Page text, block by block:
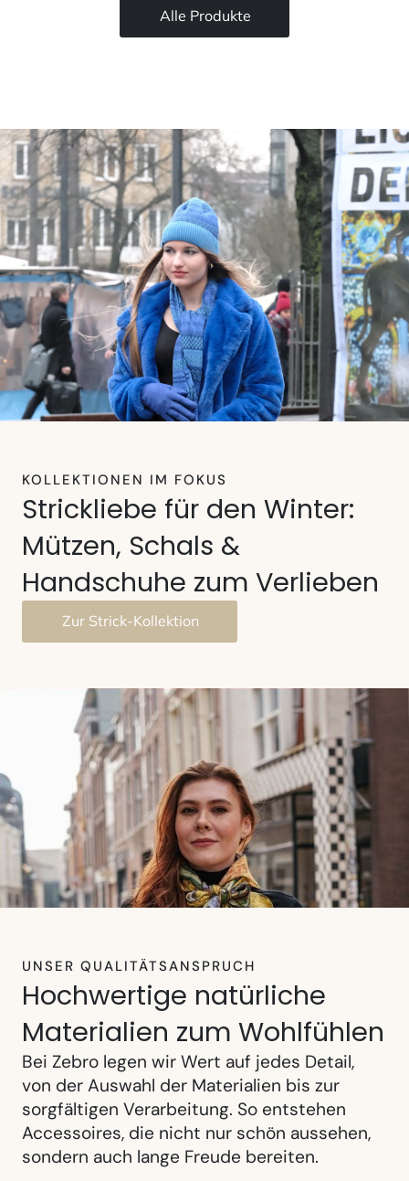
Alle Produkte
KOLLEKTIONEN IM FOKUS
Strickliebe für den Winter:
Mützen, Schals &
Handschuhe zum Verlieben
Zur Strick-Kollektion
UNSER QUALITÄTSANSPRUCH
Hochwertige natürliche
Materialien zum Wohlfühlen
Bei Zebro legen wir Wert auf jedes Detail,
von der Auswahl der Materialien bis zur
sorgfältigen Verarbeitung. So entstehen
Accessoires, die nicht nur schön aussehen,
sondern auch lange Freude bereiten.